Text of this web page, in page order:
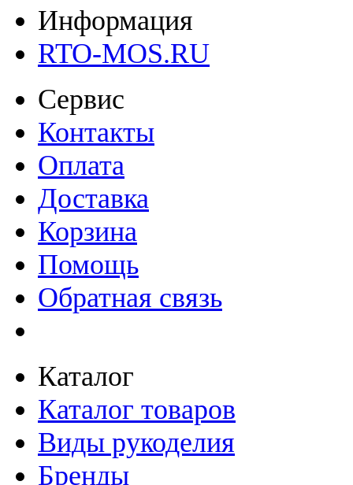
Информация
RTO-MOS.RU
Сервис
Контакты
Оплата
Доставка
Корзина
Помощь
Обратная связь
Каталог
Каталог товаров
Виды рукоделия
Бренды